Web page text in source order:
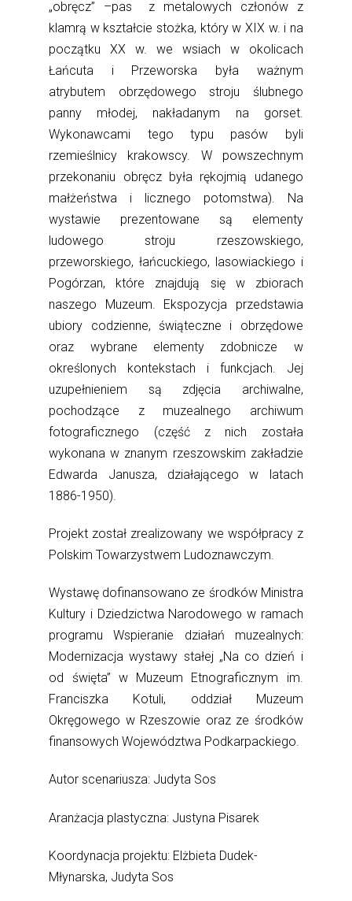
„obręcz” –pas z metalowych członów z
klamrą w kształcie stożka, który w XIX w. i na
początku XX w. we wsiach w okolicach
Łańcuta i Przeworska była ważnym
atrybutem obrzędowego stroju ślubnego
panny młodej, nakładanym na gorset.
Wykonawcami tego typu pasów byli
rzemieślnicy krakowscy. W powszechnym
przekonaniu obręcz była rękojmią udanego
małżeństwa i licznego potomstwa). Na
wystawie prezentowane są elementy
ludowego stroju rzeszowskiego,
przeworskiego, łańcuckiego, lasowiackiego i
Pogórzan, które znajdują się w zbiorach
naszego Muzeum. Ekspozycja przedstawia
ubiory codzienne, świąteczne i obrzędowe
oraz wybrane elementy zdobnicze w
określonych kontekstach i funkcjach. Jej
uzupełnieniem są zdjęcia archiwalne,
pochodzące z muzealnego archiwum
fotograficznego (część z nich została
wykonana w znanym rzeszowskim zakładzie
Edwarda Janusza, działającego w latach
1886-1950).
Projekt został zrealizowany we współpracy z
Polskim Towarzystwem Ludoznawczym.
Wystawę dofinansowano ze środków Ministra
Kultury i Dziedzictwa Narodowego w ramach
programu Wspieranie działań muzealnych:
Modernizacja wystawy stałej „Na co dzień i
od święta” w Muzeum Etnograficznym im.
Franciszka Kotuli, oddział Muzeum
Okręgowego w Rzeszowie oraz ze środków
finansowych Województwa Podkarpackiego.
Autor scenariusza: Judyta Sos
Aranżacja plastyczna: Justyna Pisarek
Koordynacja projektu: Elżbieta Dudek-
Młynarska, Judyta Sos